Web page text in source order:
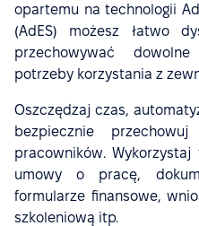
opartemu na technologii
(AdES) możesz łatwo
przechowywać
potrzeby korzystania z
Oszczędzaj czas,
bezpiecznie
pracowników.
umowy o pracę,
formularze finansowe,
szkoleniową itp.